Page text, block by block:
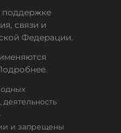
поддержке
связи и
Федерации.
и запрещены